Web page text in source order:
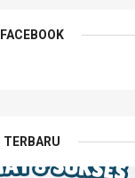
FACEBOOK
TERBARU